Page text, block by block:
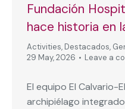
Fundación
hace historia en
Activities, Destacados,
29 May, 2026
Leave a
El equipo El Calvario-
archipiélago